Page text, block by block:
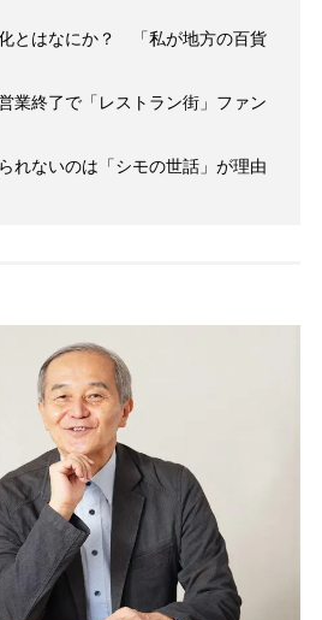
とはなにか？ 「私が地方の百貨
業終了で「レストラン街」ファン
れないのは「シモの世話」が理由